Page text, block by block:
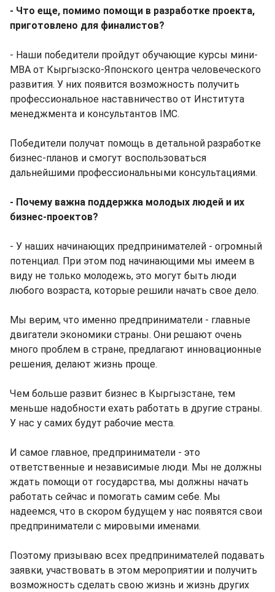
- Что еще, помимо помощи в разработке проекта,
приготовлено для финалистов?
- Наши победители пройдут обучающие курсы мини-
МВА от Кыргызско-Японского центра человеческого
развития. У них появится возможность получить
профессиональное наставничество от Института
менеджмента и консультантов IMC.
Победители получат помощь в детальной разработке
бизнес-планов и смогут воспользоваться
дальнейшими профессиональными консультациями.
- Почему важна поддержка молодых людей и их
бизнес-проектов?
- У наших начинающих предпринимателей - огромный
потенциал. При этом под начинающими мы имеем в
виду не только молодежь, это могут быть люди
любого возраста, которые решили начать свое дело.
Мы верим, что именно предприниматели - главные
двигатели экономики страны. Они решают очень
много проблем в стране, предлагают инновационные
решения, делают жизнь проще.
Чем больше развит бизнес в Кыргызстане, тем
меньше надобности ехать работать в другие страны.
У нас у самих будут рабочие места.
И самое главное, предприниматели - это
ответственные и независимые люди. Мы не должны
ждать помощи от государства, мы должны начать
работать сейчас и помогать самим себе. Мы
надеемся, что в скором будущем у нас появятся свои
предприниматели с мировыми именами.
Поэтому призываю всех предпринимателей подавать
заявки, участвовать в этом мероприятии и получить
возможность сделать свою жизнь и жизнь других